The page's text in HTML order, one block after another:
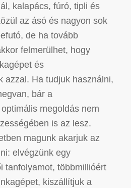
kalapács, fúró, tipli és
az ásó és nagyon sok
de ha tovább
felmerülhet, hogy
és
azzal. Ha tudjuk használni,
bár a
megoldás nem
is az lesz.
magunk akarjuk az
elvégzünk egy
tanfolyamot, többmillióért
kiszállítjuk a